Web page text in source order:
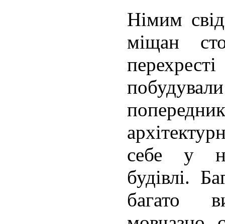
Німим
міщан
себе у
будівлі.
багато